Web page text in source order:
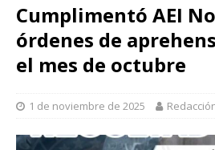
Cumplimentó AEI
órdenes de
el mes de octubre
1 de noviembre de 2025